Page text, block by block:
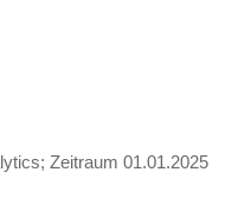
Zeitraum 01.01.2025